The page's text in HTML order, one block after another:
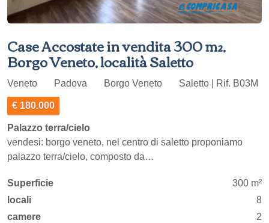
Case Accostate in vendita 300 m²,
Borgo Veneto, località Saletto
Veneto Padova Borgo Veneto Saletto | Rif. B03M
€ 180.000
Palazzo terra/cielo
vendesi: borgo veneto, nel centro di saletto proponiamo
palazzo terra/cielo, composto da…
Superficie
300 m²
locali
8
camere
2